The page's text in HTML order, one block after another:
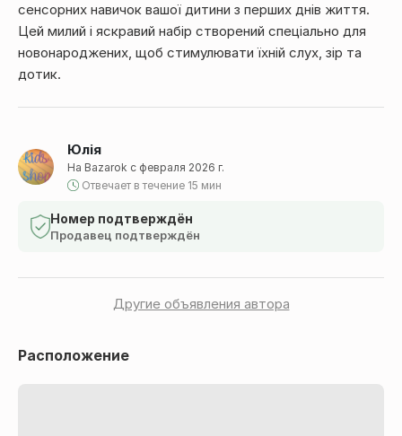
Юлія
На Bazarok с февраля 2026 г.
Отвечает в течение 15 мин
Номер подтверждён
Продавец подтверждён
Другие объявления автора
сенсорних навичок вашої дитини з перших днів життя.
Цей милий і яскравий набір створений спеціально для
новонароджених, щоб стимулювати їхній слух, зір та
дотик.
Расположение